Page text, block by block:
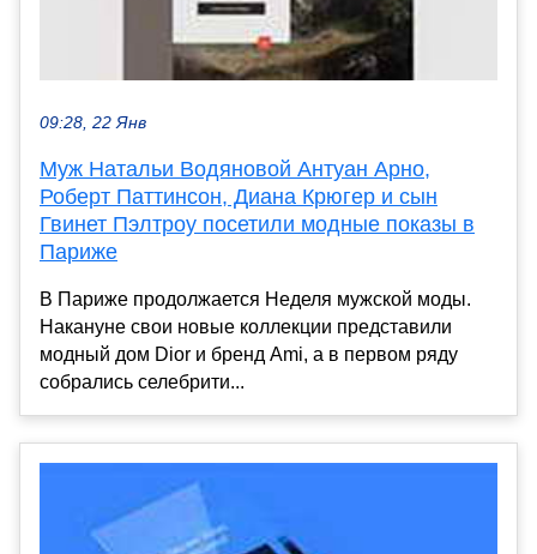
09:28, 22 Янв
Муж Натальи Водяновой Антуан Арно,
Роберт Паттинсон, Диана Крюгер и сын
Гвинет Пэлтроу посетили модные показы в
Париже
В Париже продолжается Неделя мужской моды.
Накануне свои новые коллекции представили
модный дом Dior и бренд Ami, а в первом ряду
собрались селебрити...